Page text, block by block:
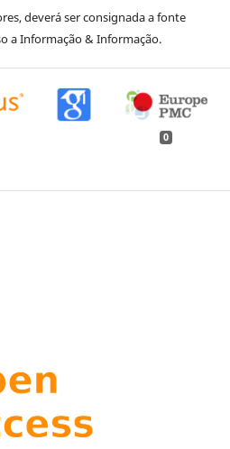
deverá ser consignada a fonte
a Informação & Informação.
0